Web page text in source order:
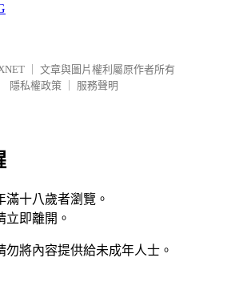
文章與圖片權利屬原作者所有
隱私權政策
服務聲明
十八歲者瀏覽。
立即離開。
勿將內容提供給未成年人士。